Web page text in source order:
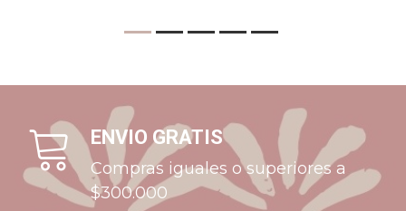
ENVIO GRATIS
Compras iguales o superiores a
$300.000